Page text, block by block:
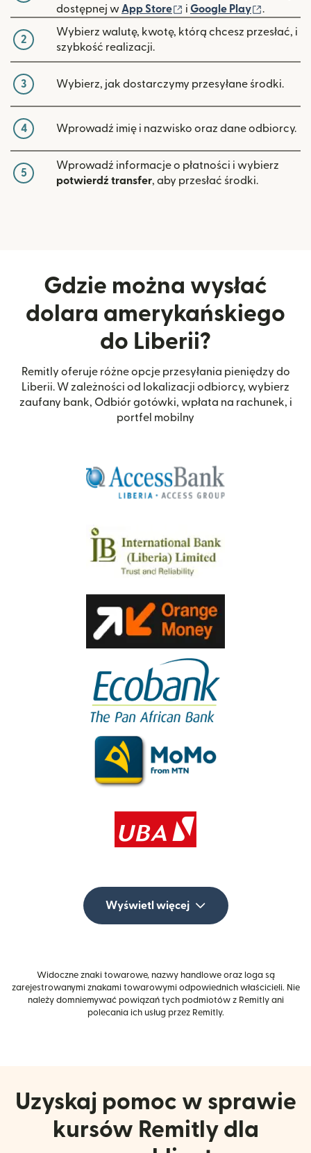
dostępnej w App Store (otwiera się w nowym
i Google Play .
2
Wybierz walutę, kwotę, którą chcesz przesłać, i
szybkość realizacji.
3 Wybierz, jak dostarczymy przesyłane środki.
4 Wprowadź imię i nazwisko oraz dane odbiorcy.
5
Wprowadź informacje o płatności i wybierz
potwierdź transfer, aby przesłać środki.
Gdzie można wysłać
dolara amerykańskiego
do Liberii?
Remitly oferuje różne opcje przesyłania pieniędzy do
Liberii. W zależności od lokalizacji odbiorcy, wybierz
zaufany bank, Odbiór gotówki, wpłata na rachunek, i
portfel mobilny
Wyświetl więcej
Widoczne znaki towarowe, nazwy handlowe oraz loga są
zarejestrowanymi znakami towarowymi odpowiednich właścicieli. Nie
należy domniemywać powiązań tych podmiotów z Remitly ani
polecania ich usług przez Remitly.
Uzyskaj pomoc w sprawie
kursów Remitly dla